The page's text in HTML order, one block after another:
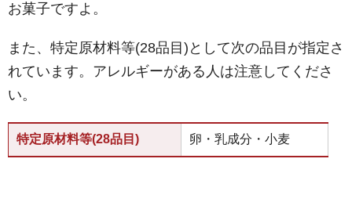
お菓子ですよ。
また、特定原材料等(28品目)として次の品目が指定さ
れています。アレルギーがある人は注意してくださ
い。
特定原材料等(28品目) 卵・乳成分・小麦